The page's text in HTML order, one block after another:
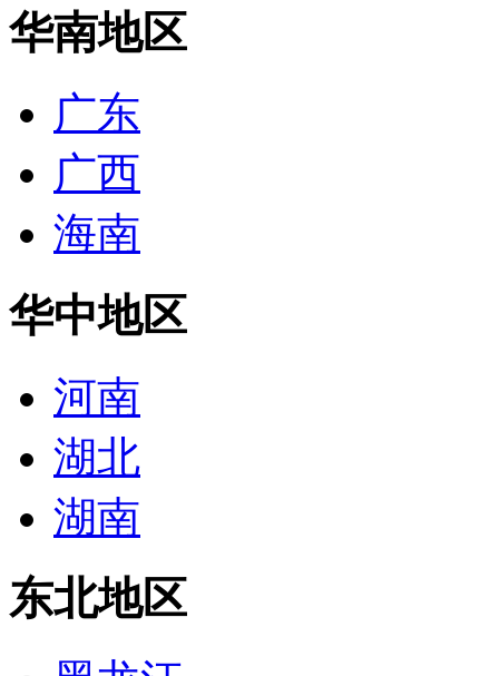
华南地区
广东
广西
海南
华中地区
河南
湖北
湖南
东北地区